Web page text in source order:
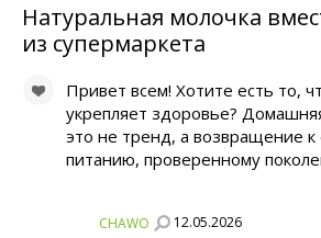
Натуральная молочка
из супермаркета
Привет всем! Хотите есть то,
укрепляет здоровье?
это не тренд, а возвращение к
питанию, проверенному
CHAWO 12.05.2026